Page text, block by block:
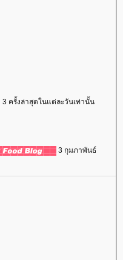
ครั้งล่าสุดในแต่ละวันเท่านั้น
3 กุมภาพันธ์